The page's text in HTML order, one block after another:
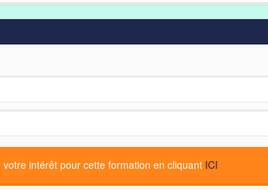
intérêt pour cette formation en cliquant ICI